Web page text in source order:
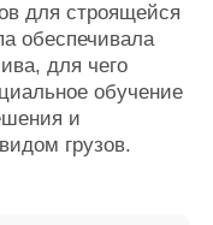
для строящейся
обеспечивала
для чего
обучение
и
грузов.